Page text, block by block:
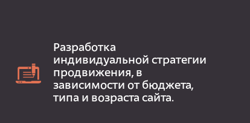
Разработка
индивидуальной стратегии
продвижения, в
зависимости от бюджета,
типа и возраста сайта.